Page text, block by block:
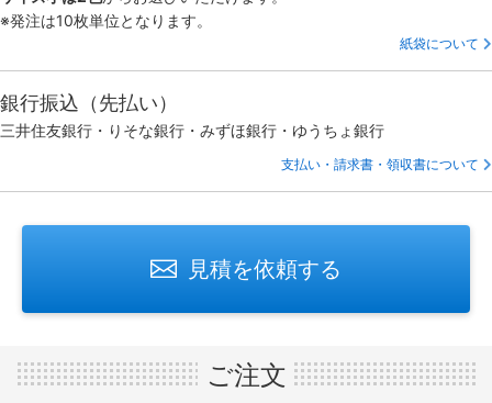
※発注は10枚単位となります。
紙袋について
銀行振込（先払い）
三井住友銀行・りそな銀行・みずほ銀行・ゆうちょ銀行
支払い・請求書・領収書について
見積を依頼する
ご注文